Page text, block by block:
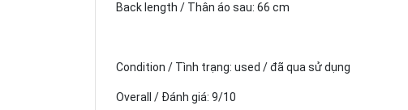
Back length / Thân áo sau: 66 cm
Condition / Tình trạng: used / đã qua sử dụng
Overall / Đánh giá: 9/10